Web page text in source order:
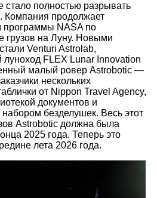
стало полностью разрывать
Компания продолжает
программы NASA по
грузов на Луну. Новыми
Venturi Astrolab,
FLEX Lunar Innovation
малый ровер Astrobotic —
нескольких
от Nippon Travel Agency,
документов и
безделушек. Весь этот
Astrobotic должна была
2025 года. Теперь это
лета 2026 года.